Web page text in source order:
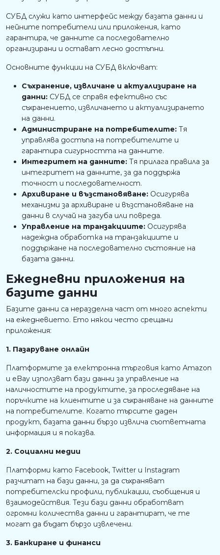
СУБД служи като интерфейс между базата данни и
нейните потребители или приложения, като
гарантира, че данните са последователно
организирани и остават лесно достъпни.
Основните функции на СУБД включват:
Съхранение, извличане и актуализиране на
данни: СУБД се справя ефективно със
съхранението, извличането и актуализирането
на данни.
Администриране на потребителите: Тя
управлява достъпа на потребителите и
гарантира сигурността на данните.
Интегритет на данните: Тя прилага правила за
интегритет на данните, за да поддържа
точност и последователност.
Архивиране и възстановяване: Осигурява
механизми за архивиране и възстановяване на
данни в случай на загуба или повреда.
Управление на транзакциите: Осигурява
надеждна обработка на транзакциите и
поддържане на последователно състояние на
базата данни.
Ежедневни приложения на
базите данни
Базите данни са неразделна част от много аспекти
на ежедневието. Ето някои често срещани
приложения:
1. Пазаруване онлайн
Платформите за електронна търговия като Amazon
и eBay използват бази данни за управление на
наличностите на продуктите, за проследяване на
поръчките на клиентите и за съхраняване на данните
на потребителите. Когато търсите даден
продукт, базата данни бързо извлича съответната
информация и я показва.
2. Социални медии
Платформи като Facebook, Twitter и Instagram
разчитат на бази данни, за да съхраняват
потребителски профили, публикации, съобщения и
взаимодействия. Тези бази данни обработват
огромни количества данни и гарантират, че те
могат да бъдат бързо извлечени.
3. Банкиране и финанси